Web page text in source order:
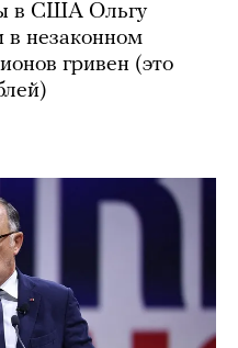
в США Ольгу
незаконном
гривен (это